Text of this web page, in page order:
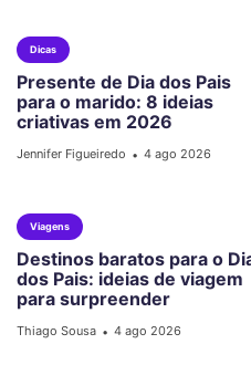
Dicas
Presente de Dia dos Pais
para o marido: 8 ideias
criativas em 2026
Jennifer Figueiredo • 4 ago 2026
Viagens
Destinos baratos para o
dos Pais: ideias de viagem
para surpreender
Thiago Sousa • 4 ago 2026